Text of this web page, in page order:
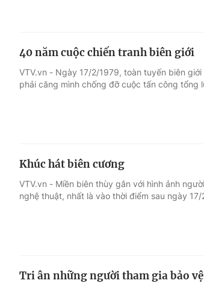
40 năm cuộc chiến tranh biên giới
VTV.vn - Ngày 17/2/1979, toàn tuyến biên
phải căng mình chống đỡ cuộc tấn công tổng
Khúc hát biên cương
VTV.vn - Miền biên thùy gắn với hình ảnh
nghệ thuật, nhất là vào thời điểm sau ngày 17/
Tri ân những người tham gia bảo